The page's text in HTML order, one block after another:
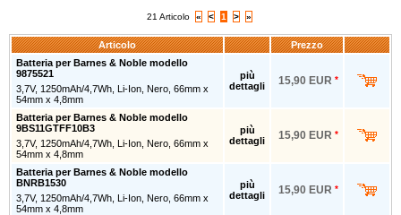
21 Articolo « < 1 > »
Articolo
Prezzo
Batteria per Barnes & Noble modello
9875521
3,7V, 1250mAh/4,7Wh, Li-Ion, Nero, 66mm x
54mm x 4,8mm
più
dettagli
15,90 EUR *
Batteria per Barnes & Noble modello
9BS11GTFF10B3
3,7V, 1250mAh/4,7Wh, Li-Ion, Nero, 66mm x
54mm x 4,8mm
più
dettagli
15,90 EUR *
Batteria per Barnes & Noble modello
BNRB1530
3,7V, 1250mAh/4,7Wh, Li-Ion, Nero, 66mm x
54mm x 4,8mm
più
dettagli
15,90 EUR *